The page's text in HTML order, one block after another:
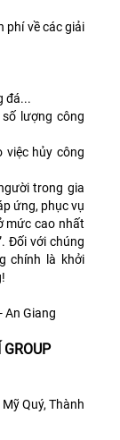
phí về các giải
đá...
lượng công
việc hủy công
trong gia
ứng, phục vụ
mức cao nhất
Đối với chúng
chính là khởi
An Giang
Quý, Thành